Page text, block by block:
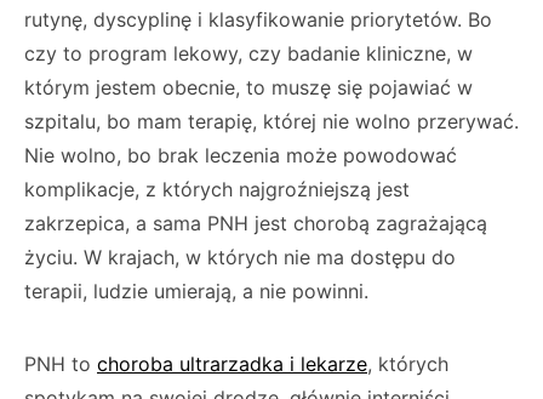
rutynę, dyscyplinę i klasyfikowanie priorytetów. Bo
czy to program lekowy, czy badanie kliniczne, w
którym jestem obecnie, to muszę się pojawiać w
szpitalu, bo mam terapię, której nie wolno przerywać.
Nie wolno, bo brak leczenia może powodować
komplikacje, z których najgroźniejszą jest
zakrzepica, a sama PNH jest chorobą zagrażającą
życiu. W krajach, w których nie ma dostępu do
terapii, ludzie umierają, a nie powinni.
PNH to choroba ultrarzadka i lekarze, których